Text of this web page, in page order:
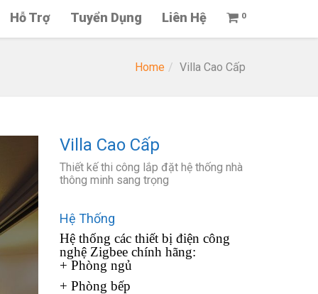
Hỗ Trợ Tuyển Dụng Liên Hệ 0
Home Villa Cao Cấp
Villa Cao Cấp
Thiết kế thi công lắp đặt hệ thống nhà
thông minh sang trọng
Hệ Thống
Hệ thống các thiết bị điện công
nghệ Zigbee chính hãng:
+ Phòng ngủ
+ Phòng bếp